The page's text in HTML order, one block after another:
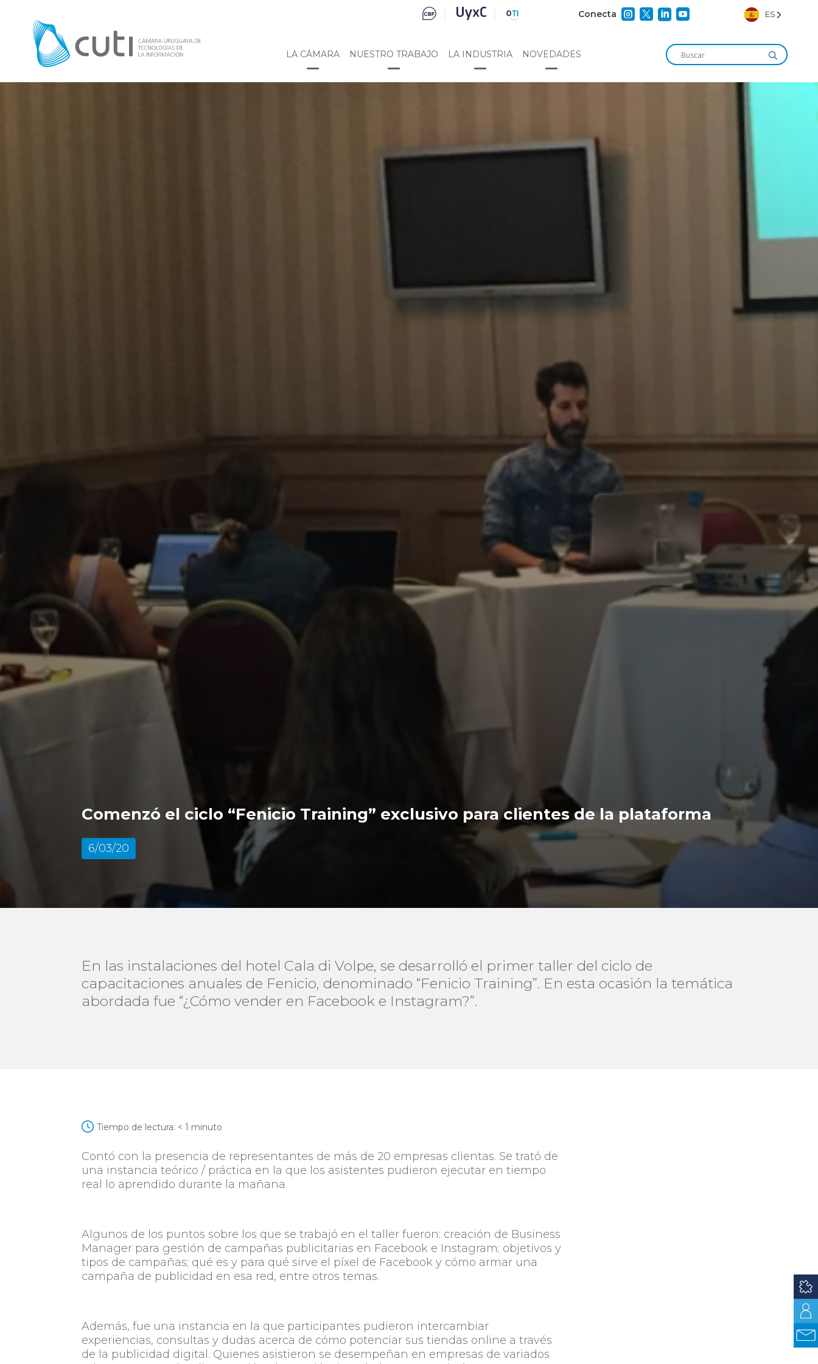
Conecta     ES
LA CÁMARA NUESTRO TRABAJO LA INDUSTRIA NOVEDADES
Comenzó el ciclo “Fenicio Training” exclusivo para clientes de la plataforma
6/03/20
En las instalaciones del hotel Cala di Volpe, se desarrolló el primer taller del ciclo de
capacitaciones anuales de Fenicio, denominado “Fenicio Training”. En esta ocasión la temática
abordada fue “¿Cómo vender en Facebook e Instagram?”.
Tiempo de lectura: < 1 minuto
Contó con la presencia de representantes de más de 20 empresas clientas. Se trató de
una instancia teórico / práctica en la que los asistentes pudieron ejecutar en tiempo
real lo aprendido durante la mañana.
Algunos de los puntos sobre los que se trabajó en el taller fueron: creación de Business
Manager para gestión de campañas publicitarias en Facebook e Instagram; objetivos y
tipos de campañas; qué es y para qué sirve el píxel de Facebook y cómo armar una
campaña de publicidad en esa red, entre otros temas.
Además, fue una instancia en la que participantes pudieron intercambiar
experiencias, consultas y dudas acerca de cómo potenciar sus tiendas online a través
de la publicidad digital. Quienes asistieron se desempeñan en empresas de variados